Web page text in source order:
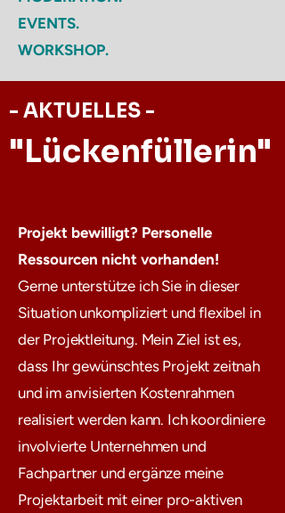
EVENTS.
WORKSHOP.
- AKTUELLES -
"Lückenfüllerin"
Projekt bewilligt? Personelle
Ressourcen nicht vorhanden!
Gerne unterstütze ich Sie in dieser
Situation unkompliziert und flexibel in
der Projektleitung. Mein Ziel ist es,
dass Ihr gewünschtes Projekt zeitnah
und im anvisierten Kostenrahmen
realisiert werden kann. Ich koordiniere
involvierte Unternehmen und
Fachpartner und ergänze meine
Projektarbeit mit einer pro-aktiven